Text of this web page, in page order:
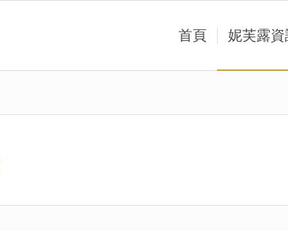
首頁 妮芙露資